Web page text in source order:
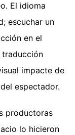
El idioma
escuchar un
en el
traducción
impacte de
espectador.
productoras
lo hicieron